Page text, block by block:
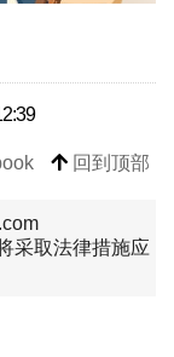
回到顶部
采取法律措施应